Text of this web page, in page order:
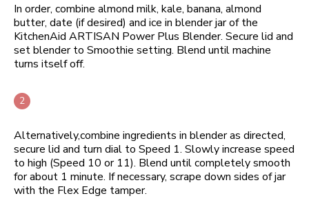
In order, combine almond milk, kale, banana, almond
butter, date (if desired) and ice in blender jar of the
KitchenAid ARTISAN Power Plus Blender. Secure lid and
set blender to Smoothie setting. Blend until machine
turns itself off.
Alternatively,combine ingredients in blender as directed,
secure lid and turn dial to Speed 1. Slowly increase speed
to high (Speed 10 or 11). Blend until completely smooth
for about 1 minute. If necessary, scrape down sides of jar
with the Flex Edge tamper.